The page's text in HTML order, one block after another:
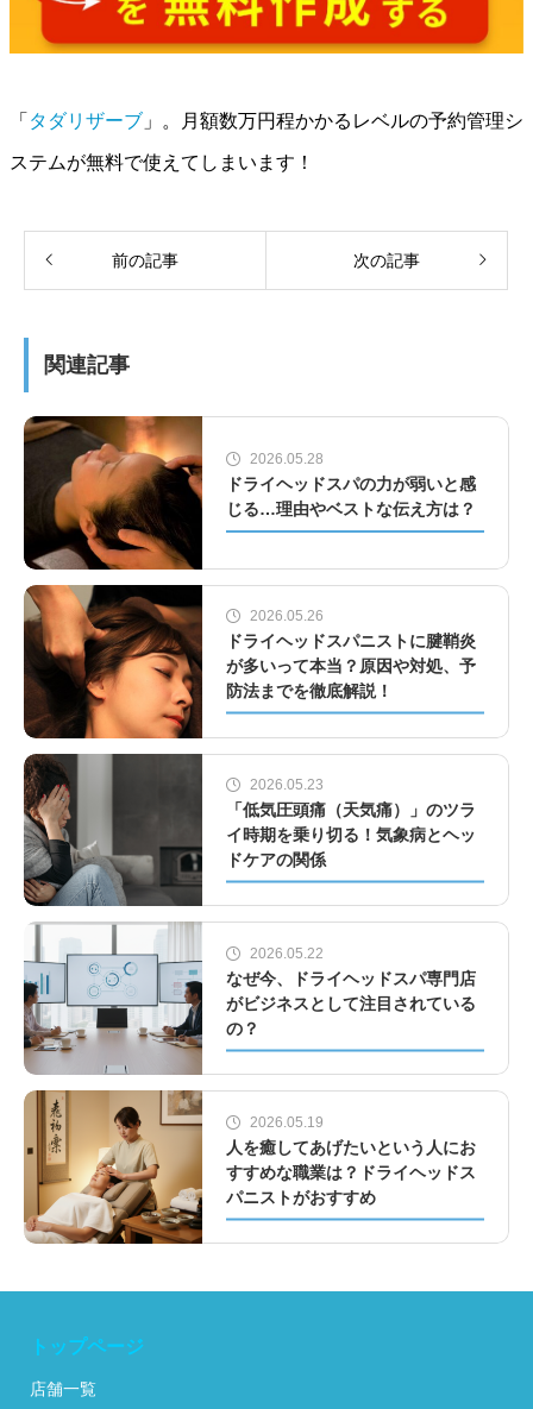
「 タダリザーブ 」。月額数万円程かかるレベルの予約管理シ
ステムが無料で使えてしまいます！
前の記事 次の記事
関連記事
2026.05.28
ドライヘッドスパの力が弱いと感
じる…理由やベストな伝え方は？
2026.05.26
ドライヘッドスパニストに腱鞘炎
が多いって本当？原因や対処、予
防法までを徹底解説！
2026.05.23
「低気圧頭痛（天気痛）」のツラ
イ時期を乗り切る！気象病とヘッ
ドケアの関係
2026.05.22
なぜ今、ドライヘッドスパ専門店
がビジネスとして注目されている
の？
2026.05.19
人を癒してあげたいという人にお
すすめな職業は？ドライヘッドス
パニストがおすすめ
トップページ
店舗一覧